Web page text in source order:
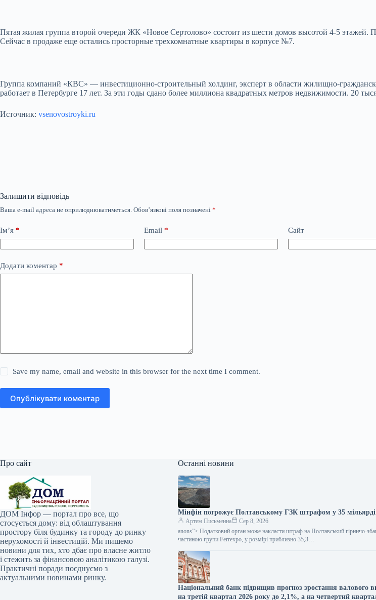
Пятая жилая группа второй очереди ЖК «Новое Сертолово» состоит из шести домов высотой 4-5 этажей.
Сейчас в продаже еще остались просторные трехкомнатные квартиры в корпусе №7.
Группа компаний «КВС» — инвестиционно-строительный холдинг, эксперт в области жилищно-
работает в Петербурге 17 лет. За эти годы сдано более миллиона квадратных метров недвижимости. 20
Источник: vsenovostroyki.ru
Залишити відповідь
Ваша e-mail адреса не оприлюднюватиметься. Обов’язкові поля позначені *
Ім’я * Email * Сайт
Додати коментар *
Save my name, email and website in this browser for the next time I comment.
Опублікувати коментар
Про сайт
ДОМ Інфор — портал про все, що
стосується дому: від облаштування
простору біля будинку та городу до ринку
нерухомості й інвестицій. Ми пишемо
новини для тих, хто дбає про власне житло
і стежить за фінансовою аналітикою галузі.
Практичні поради поєднуємо з
актуальними новинами ринку.
Останні новини
Мінфін погрожує Полтавському ГЗК штрафом у 35
Артем Письменна
Сер 8, 2026
anons”> Податковий орган може накласти штраф на Полтавський гірничо-
частиною групи Ferrexpo, у розмірі приблизно 35,3…
Національний банк підвищив прогноз зростання валового
на третій квартал 2026 року до 2,1%, а на четвертий